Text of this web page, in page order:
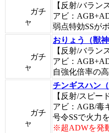
ガチ
ャ
【反射/バラン
アビ：
弱点特効SSが
ガチ
ャ
おりょう（獣神
【反射/バラン
アビ：
自強化倍率の
ガチ
ャ
チンギスハン（
【反射/スピー
アビ：AGB/毒
号令SSで火力
※超ADWを発